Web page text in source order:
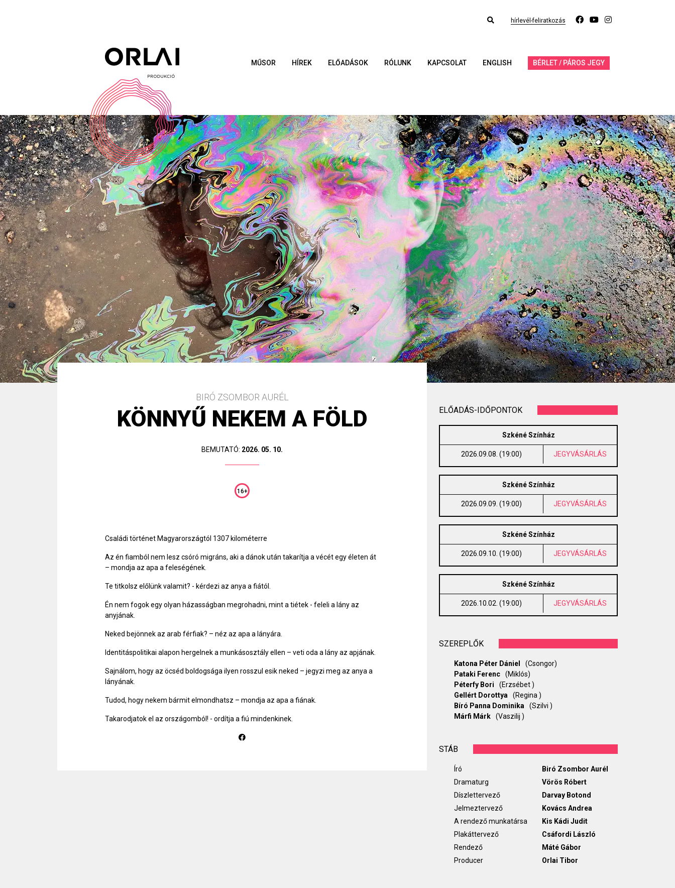
hírlevél-feliratkozás
MŰSOR HÍREK ELŐADÁSOK RÓLUNK KAPCSOLAT ENGLISH BÉRLET / PÁROS JEGY
BIRÓ ZSOMBOR AURÉL
KÖNNYŰ NEKEM A FÖLD
BEMUTATÓ: 2026. 05. 10.
16+
Családi történet Magyarországtól 1307 kilométerre
Az én fiamból nem lesz csóró migráns, aki a dánok után takarítja a vécét egy életen át
– mondja az apa a feleségének.
Te titkolsz előlünk valamit? - kérdezi az anya a fiától.
Én nem fogok egy olyan házasságban megrohadni, mint a tiétek - feleli a lány az
anyjának.
Neked bejönnek az arab férfiak? – néz az apa a lányára.
Identitáspolitikai alapon hergelnek a munkásosztály ellen – veti oda a lány az apjának.
Sajnálom, hogy az öcséd boldogsága ilyen rosszul esik neked – jegyzi meg az anya a
lányának.
Tudod, hogy nekem bármit elmondhatsz – mondja az apa a fiának.
Takarodjatok el az országomból! - ordítja a fiú mindenkinek.
ELŐADÁS-IDŐPONTOK
Szkéné Színház
2026.09.08. (19:00) JEGYVÁSÁRLÁS
Szkéné Színház
2026.09.09. (19:00) JEGYVÁSÁRLÁS
Szkéné Színház
2026.09.10. (19:00) JEGYVÁSÁRLÁS
Szkéné Színház
2026.10.02. (19:00) JEGYVÁSÁRLÁS
SZEREPLŐK
Katona Péter Dániel
(Csongor)
Pataki Ferenc
(Miklós)
Péterfy Bori
(Erzsébet )
Gellért Dorottya
(Regina )
Bíró Panna Dominika
(Szilvi )
Márfi Márk
(Vaszilij )
STÁB
Író
Biró Zsombor Aurél
Dramaturg
Vörös Róbert
Díszlettervező
Darvay Botond
Jelmeztervező
Kovács Andrea
A rendező munkatársa
Kis Kádi Judit
Plakáttervező
Csáfordi László
Rendező
Máté Gábor
Producer
Orlai Tibor